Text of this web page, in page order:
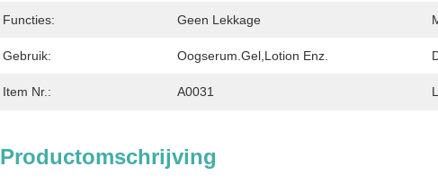
Functies: Geen Lekkage
Gebruik: Oogserum.Gel,lotion Enz.
Item Nr.: A0031
Productomschrijving